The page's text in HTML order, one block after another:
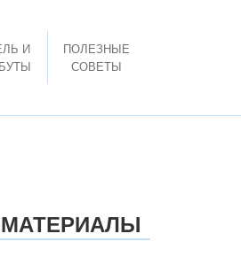
И
ПОЛЕЗНЫЕ
СОВЕТЫ